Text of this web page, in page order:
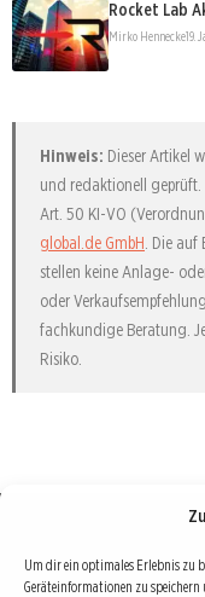
Um dir ein optimales Erlebnis zu
Geräteinformationen zu
Rocket Lab
Mirko Hennecke19.
Hinweis: Dieser Artikel
und redaktionell
Art. 50 KI-VO
global.de GmbH. Die auf
stellen keine Anlage-
oder
fachkundige Beratung.
Risiko.
Börse : lokal,